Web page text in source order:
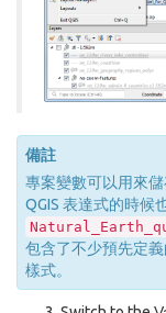
備註
專案變數可以用來
QGIS 表達式的時候
包含了不少預先定
樣式。